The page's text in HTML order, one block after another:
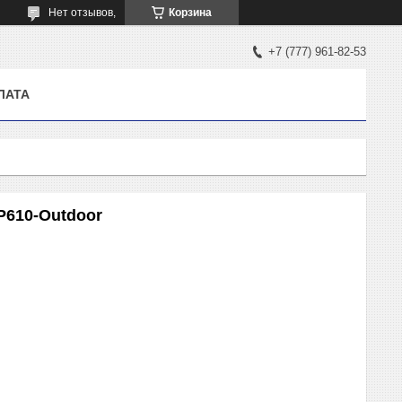
Корзина
Нет отзывов,
+7 (777) 961-82-53
Outdoor